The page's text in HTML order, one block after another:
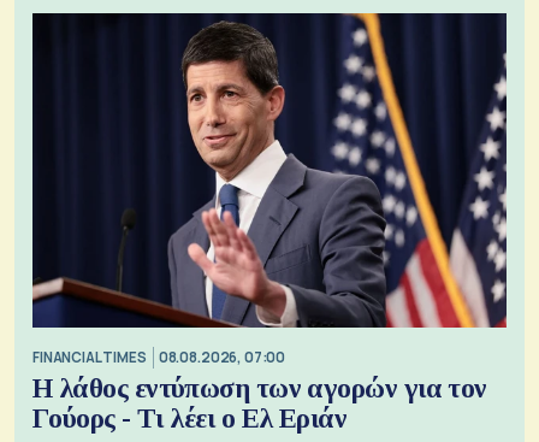
FINANCIAL TIMES 08.08.2026, 07:00
Η λάθος εντύπωση των αγορών για τον
Γούορς - Τι λέει ο Ελ Εριάν